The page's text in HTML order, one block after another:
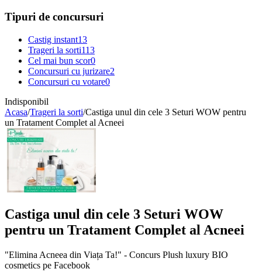
Tipuri de concursuri
Castig instant13
Trageri la sorti113
Cel mai bun scor0
Concursuri cu jurizare2
Concursuri cu votare0
Indisponibil
Acasa/Trageri la sorti/Castiga unul din cele 3 Seturi WOW pentru
un Tratament Complet al Acneei
Castiga unul din cele 3 Seturi WOW
pentru un Tratament Complet al Acneei
"Elimina Acneea din Viața Ta!" - Concurs Plush luxury BIO
cosmetics pe Facebook